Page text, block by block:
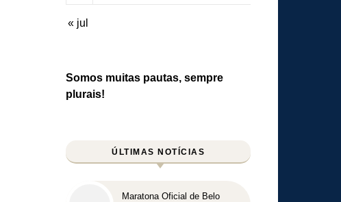
« jul
Somos muitas pautas, sempre
plurais!
ÚLTIMAS NOTÍCIAS
Maratona Oficial de Belo